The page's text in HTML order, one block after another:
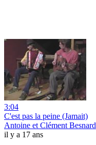
3:04
C'est pas la peine (Jamait)
Antoine et Clément Besnard
il y a 17 ans